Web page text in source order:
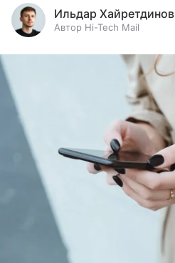
Ильдар Хайретдинов
Автор Hi-Tech Mail